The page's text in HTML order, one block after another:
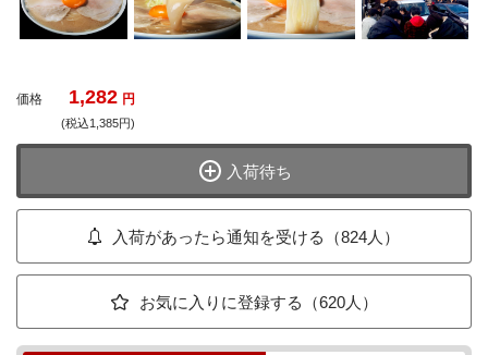
価格 1,282 円
(税込1,385円)
入荷待ち
入荷があったら通知を受ける（824人）
お気に入りに登録する（620人）